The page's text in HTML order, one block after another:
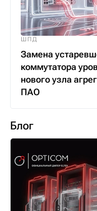
ШПД
Замена
коммутатора
нового узла
ПАО
Блог